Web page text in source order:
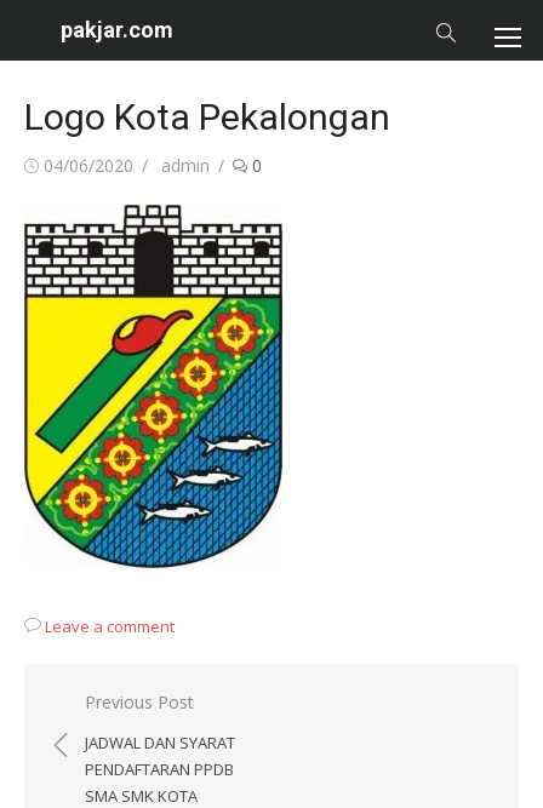
pakjar.com
Logo Kota Pekalongan
Posted
04/06/2020 Author
admin 0
Leave a comment
Navigasi
pos
Previous Post
JADWAL DAN SYARAT
PENDAFTARAN PPDB
SMA SMK KOTA